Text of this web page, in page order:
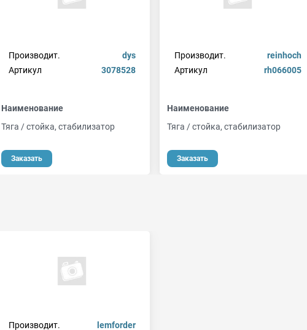
Производит.
dys
Артикул
3078528
Наименование
Тяга / стойка, стабилизатор
Заказать
Производит.
reinhoch
Артикул
rh066005
Наименование
Тяга / стойка, стабилизатор
Заказать
Производит.
lemforder